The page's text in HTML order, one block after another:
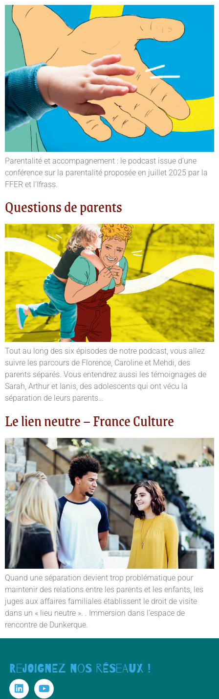
Parentalité et accompagnement : le podcast issue d’une
conférence sur la parentalité proposée en juillet 2025 par la
FFER et l’Ifrass.
Questions de parents
Tout au long des six épisodes de notre podcast, vous allez
suivre les parcours de Florence, Caroline et Mehdi, des
parents séparés. Vous entendrez aussi les témoignages de
Sarah, Arthur et Ianis, des adolescents qui ont vécu la
séparation de leurs parents…
Le lien neutre – France Culture
Quand une séparation devient trop problématique pour
maintenir des relations entre les parents et les enfants, les
juges aux affaires familiales établissent le droit de visite
dans un « lieu neutre ». . Immersion dans l’espace de
rencontre de Dunkerque.
Rejoignez nos réseaux !